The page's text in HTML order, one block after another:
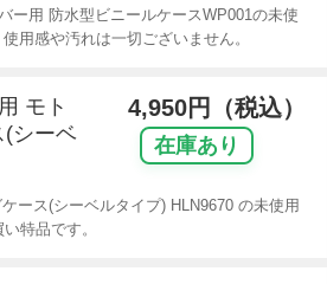
ー用 防水型ビニールケースWP001の未使
用感や汚れは一切ございません。
モト
(シーベ
4,950円（税込）
在庫あり
ース(シーベルタイプ) HLN9670 の未使用
特品です。